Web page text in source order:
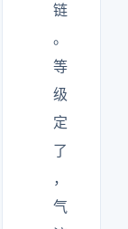
链
。
等
级
定
了
，
气